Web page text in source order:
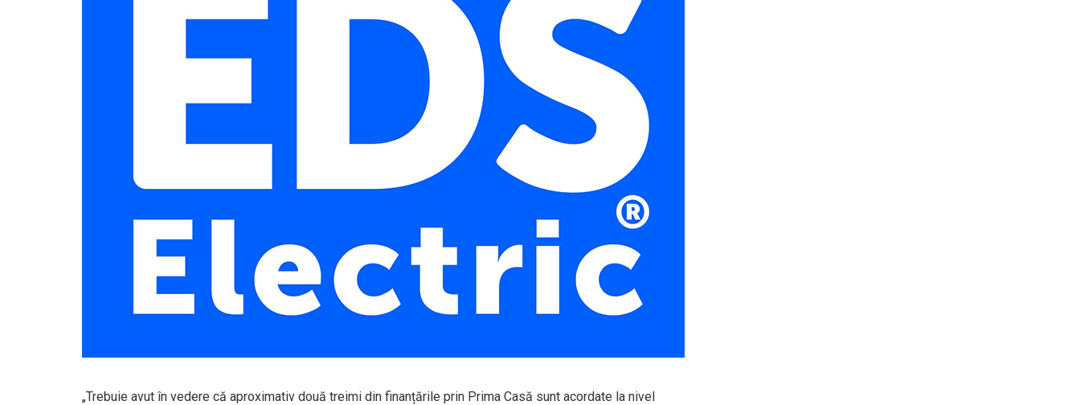
„Trebuie avut în vedere că aproximativ două treimi din finanțările prin Prima Casă sunt acordate la nivel